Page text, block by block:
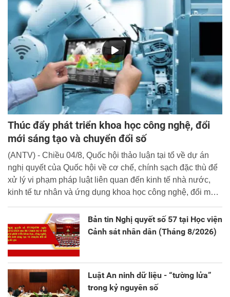
Thúc đẩy phát triển khoa học công nghệ, đổi
mới sáng tạo và chuyển đổi số
(ANTV) - Chiều 04/8, Quốc hội thảo luận tại tổ về dự án
nghị quyết của Quốc hội về cơ chế, chính sạch đặc thù để
xử lý vi phạm pháp luật liên quan đến kinh tế nhà nước,
kinh tế tư nhân và ứng dụng khoa học công nghệ, đổi mới
Bản tin Nghị quyết số 57 tại Học viện
Cảnh sát nhân dân (Tháng 8/2026)
Luật An ninh dữ liệu - “tường lửa”
trong kỷ nguyên số